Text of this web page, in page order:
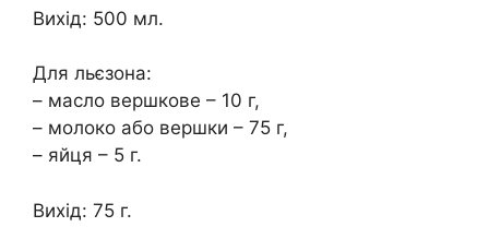
Вихід: 500 мл.
Для льєзона:
– масло вершкове – 10 г,
– молоко або вершки – 75 г,
– яйця – 5 г.
Вихід: 75 г.